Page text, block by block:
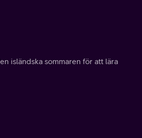
isländska sommaren för att lära